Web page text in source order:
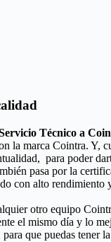
Técnico a
marca Cointra. Y,
para poder
pasa por la
con alto
otro equipo
el mismo día y lo
para que puedas tener